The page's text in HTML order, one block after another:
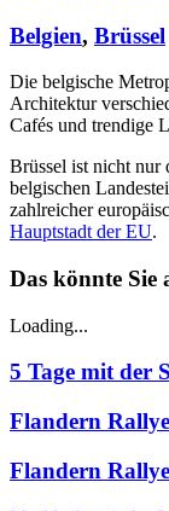
Belgien, Brüssel
Die belgische
Architektur
Cafés und trendige
Brüssel ist nicht nur
belgischen
zahlreicher
Hauptstadt der EU.
Das könnte Sie
Loading...
5 Tage mit der
Flandern
Flandern